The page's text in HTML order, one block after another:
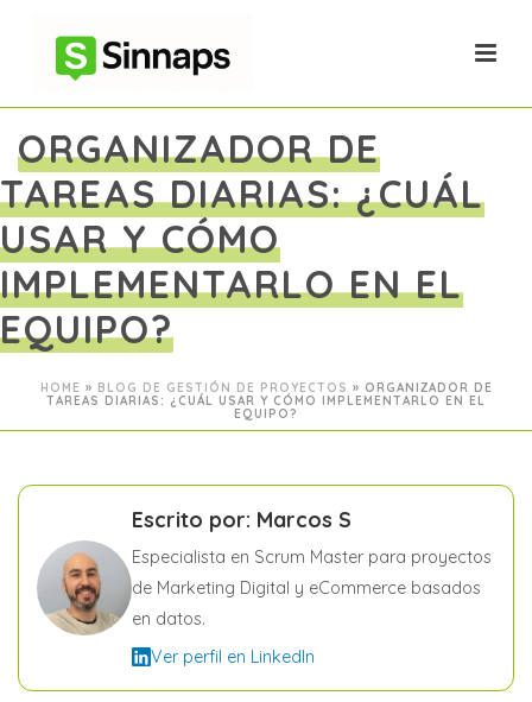
ORGANIZADOR DE
TAREAS DIARIAS: ¿CUÁL
USAR Y CÓMO
IMPLEMENTARLO EN EL
EQUIPO?
HOME » BLOG DE GESTIÓN DE PROYECTOS » ORGANIZADOR DE
TAREAS DIARIAS: ¿CUÁL USAR Y CÓMO IMPLEMENTARLO EN EL
EQUIPO?
Escrito por: Marcos S
Especialista en Scrum Master para proyectos
de Marketing Digital y eCommerce basados
en datos.
Ver perfil en LinkedIn